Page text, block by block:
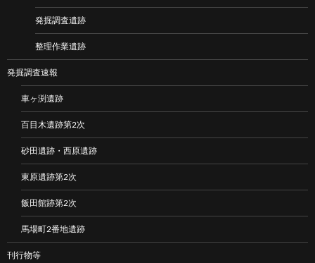
発掘調査遺跡
整理作業遺跡
発掘調査速報
車ヶ渕遺跡
百目木遺跡第2次
砂田遺跡・西原遺跡
東原遺跡第2次
飯田館跡第2次
馬場町2番地遺跡
刊行物等